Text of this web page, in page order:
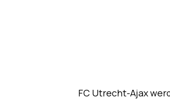
FC Utrecht-Ajax